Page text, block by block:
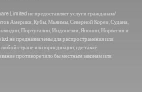
Limited не предоставляет услуги гражданам/
Америки, Кубы, Мьянмы, Северной Кореи, Судана,
Португалии, Индонезии, Японии, Норвегии и
не предназначены для распространения или
стране или юрисдикции, где такое
противоречило бы местным законам или